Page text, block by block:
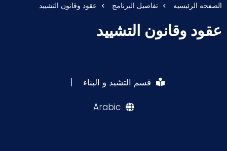
الصفحه الرئيسيه تفاصيل البرنامج عقود وقانون التشييد
عقود وقانون التشييد
قسم التشيد و البناء |
Arabic